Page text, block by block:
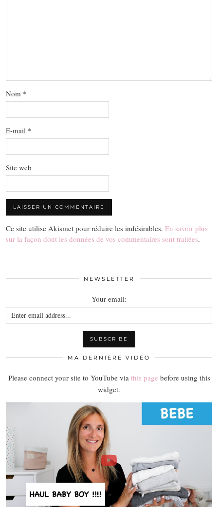
Nom *
E-mail *
Site web
Ce site utilise Akismet pour réduire les indésirables. En savoir plus
sur la façon dont les données de vos commentaires sont traitées.
NEWSLETTER
Your email:
MA DERNIÈRE VIDÉO
Please connect your site to YouTube via this page before using this
widget.